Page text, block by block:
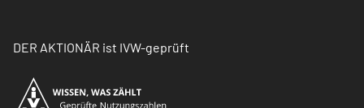
DER AKTIONÄR ist IVW-geprüft